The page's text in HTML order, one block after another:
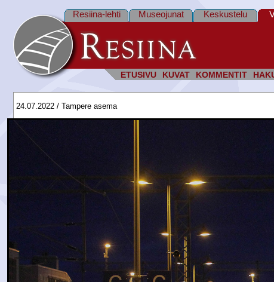
ETUSIVU KUVAT KOMMENTIT
Resiina-lehti Museojunat Keskustelu
24.07.2022 / Tampere asema